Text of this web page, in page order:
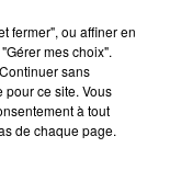
Botanica !
fermer", ou affiner en
mes choix".
sans
pour ce site. Vous
à tout
de chaque page.